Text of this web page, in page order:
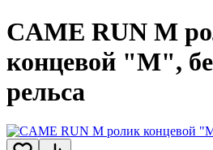
CAME RUN M
концевой "M",
рельса